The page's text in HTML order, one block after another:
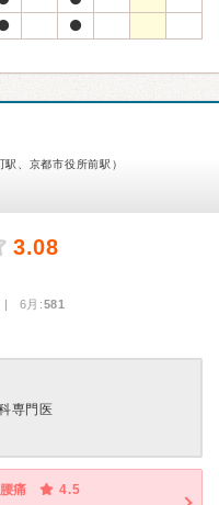
、京都市役所前駅）
3.08
| 6月:581
専門医
腰痛
4.5